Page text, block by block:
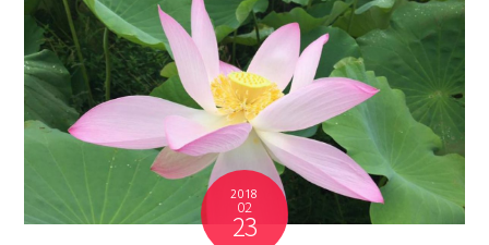
2018
02
23